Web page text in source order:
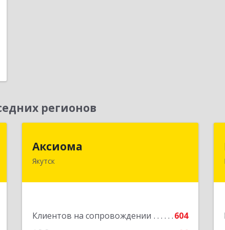
регионов
Аксиома
Якутск
Клиентов на сопровождении
604
677000, Саха /Якутия/ Респ, Якутск г,